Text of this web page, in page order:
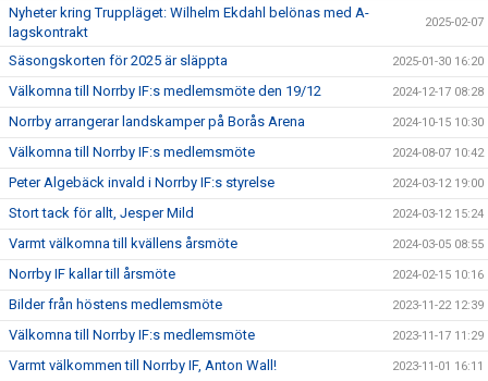
Nyheter kring Truppläget: Wilhelm Ekdahl belönas med A-
lagskontrakt
2025-02-07
Säsongskorten för 2025 är släppta 2025-01-30 16:20
Välkomna till Norrby IF:s medlemsmöte den 19/12 2024-12-17 08:28
Norrby arrangerar landskamper på Borås Arena 2024-10-15 10:30
Välkomna till Norrby IF:s medlemsmöte 2024-08-07 10:42
Peter Algebäck invald i Norrby IF:s styrelse 2024-03-12 19:00
Stort tack för allt, Jesper Mild 2024-03-12 15:24
Varmt välkomna till kvällens årsmöte 2024-03-05 08:55
Norrby IF kallar till årsmöte 2024-02-15 10:16
Bilder från höstens medlemsmöte 2023-11-22 12:39
Välkomna till Norrby IF:s medlemsmöte 2023-11-17 11:29
Varmt välkommen till Norrby IF, Anton Wall! 2023-11-01 16:11